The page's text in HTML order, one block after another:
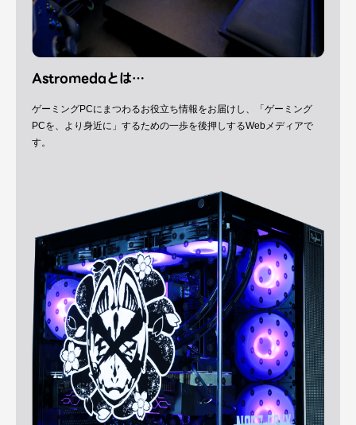
Astromedaとは…
ゲーミングPCにまつわるお役立ち情報をお届けし、「ゲーミング
PCを、より身近に」するための一歩を後押しするWebメディアで
す。